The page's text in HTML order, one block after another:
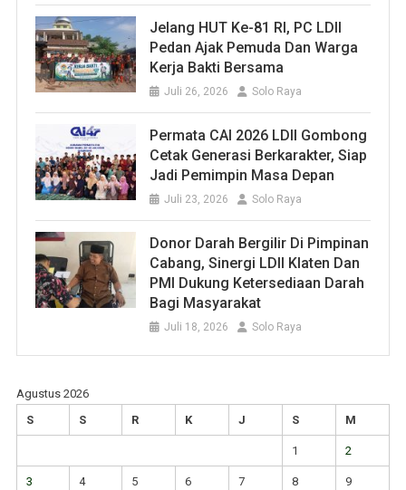
Jelang HUT Ke-81 RI, PC LDII
Pedan Ajak Pemuda Dan Warga
Kerja Bakti Bersama
Juli 26, 2026 Solo Raya
Permata CAI 2026 LDII Gombong
Cetak Generasi Berkarakter, Siap
Jadi Pemimpin Masa Depan
Juli 23, 2026 Solo Raya
Donor Darah Bergilir Di Pimpinan
Cabang, Sinergi LDII Klaten Dan
PMI Dukung Ketersediaan Darah
Bagi Masyarakat
Juli 18, 2026 Solo Raya
Agustus 2026
S
S R K J S M
1 2
3 4 5 6 7 8 9